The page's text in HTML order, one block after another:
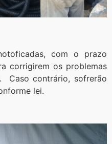
com o prazo
corrigirem os problemas
Caso contrário, sofrerão
lei.